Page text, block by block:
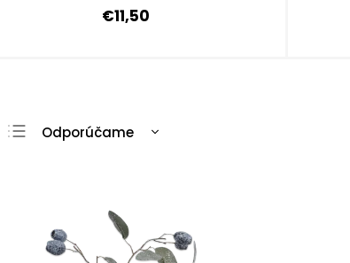
€11,50
Odporúčame
Najpredávanejšie
Abecedne